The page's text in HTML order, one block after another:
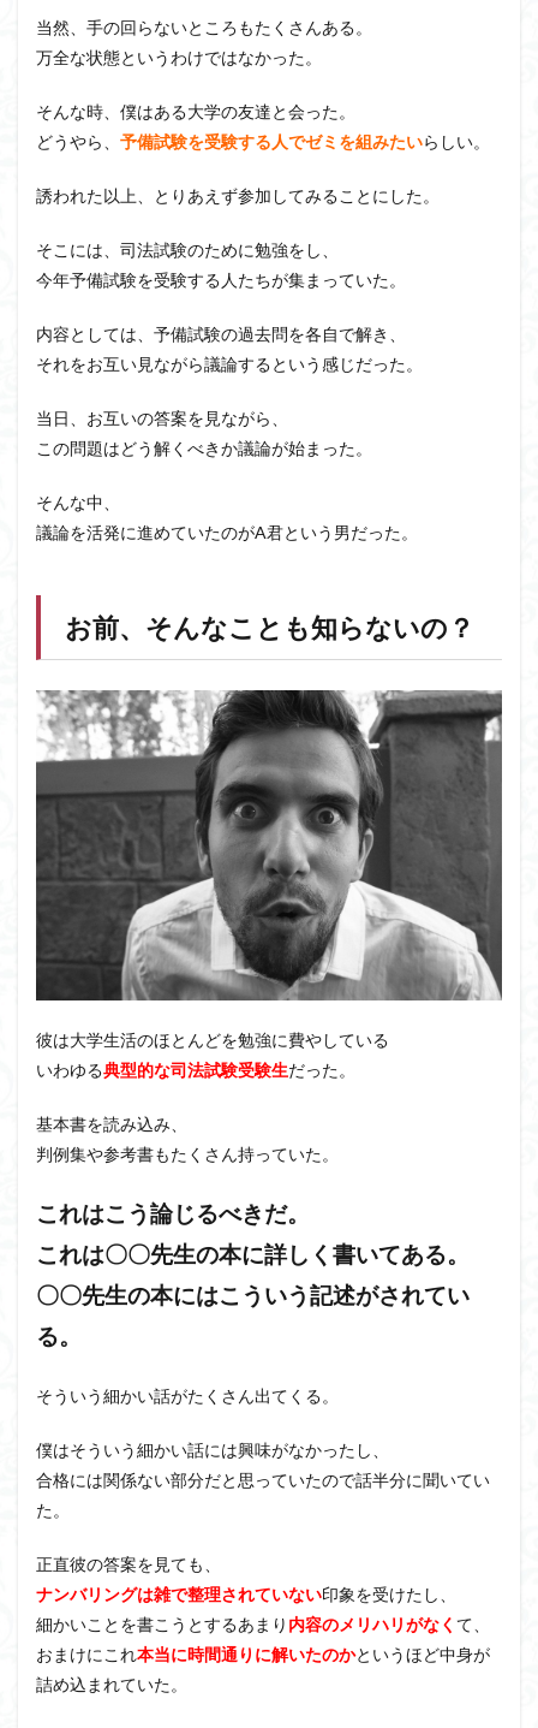
当然、手の回らないところもたくさんある。
万全な状態というわけではなかった。
そんな時、僕はある大学の友達と会った。
どうやら、 予備試験を受験する人でゼミを組みたいらしい。
誘われた以上、とりあえず参加してみることにした。
そこには、司法試験のために勉強をし、
今年予備試験を受験する人たちが集まっていた。
内容としては、予備試験の過去問を各自で解き、
それをお互い見ながら議論するという感じだった。
当日、お互いの答案を見ながら、
この問題はどう解くべきか議論が始まった。
そんな中、
議論を活発に進めていたのがA君という男だった。
お前、そんなことも知らないの？
彼は大学生活のほとんどを勉強に費やしている
いわゆる典型的な司法試験受験生だった。
基本書を読み込み、
判例集や参考書もたくさん持っていた。
これはこう論じるべきだ。
これは〇〇先生の本に詳しく書いてある。
〇〇先生の本にはこういう記述がされてい
る。
そういう細かい話がたくさん出てくる。
僕はそういう細かい話には興味がなかったし、
合格には関係ない部分だと思っていたので話半分に聞いてい
た。
正直彼の答案を見ても、
ナンバリングは雑で整理されていない印象を受けたし、
細かいことを書こうとするあまり 内容のメリハリがなく て、
おまけにこれ本当に時間通りに解いたのかというほど中身が
詰め込まれていた。